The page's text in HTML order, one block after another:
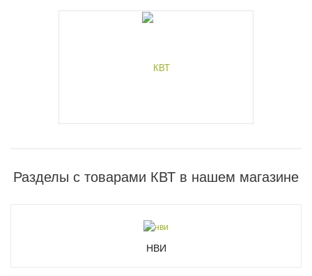
Разделы с товарами КВТ в нашем магазине
НВИ